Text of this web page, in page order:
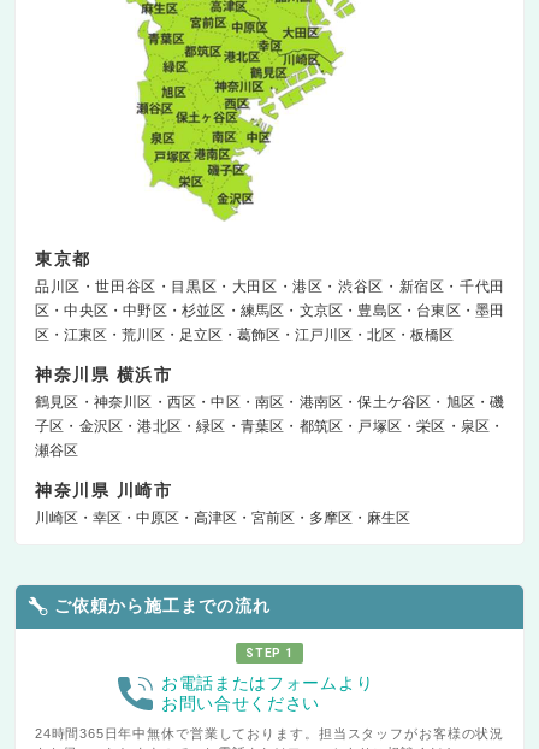
東京都
品川区 世田谷区 目黒区 大田区 港区 渋谷区 新宿区
千代田
区
中央区 中野区 杉並区 練馬区 文京区 豊島区 台東区
墨田
区
江東区 荒川区 足立区 葛飾区 江戸川区 北区 板橋区
神奈川県 横浜市
鶴見区 神奈川区 西区 中区 南区 港南区 保土ケ谷区 旭区
磯
子区
金沢区 港北区 緑区 青葉区 都筑区 戸塚区 栄区
泉区
瀬谷区
神奈川県 川崎市
川崎区 幸区 中原区 高津区 宮前区 多摩区 麻生区
ご依頼から施工までの流れ
STEP 1
お電話またはフォームより
お問い合せください
24時間365日年中無休で営業しております。担当スタッフがお客様の状況